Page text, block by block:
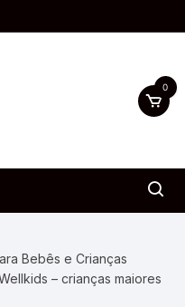
0
Bebês e Crianças
– crianças maiores